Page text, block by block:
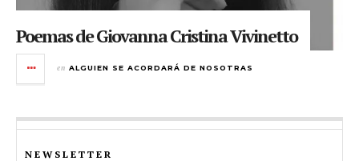
Poemas de Giovanna Cristina Vivinetto
en ALGUIEN SE ACORDARÁ DE NOSOTRAS
NEWSLETTER